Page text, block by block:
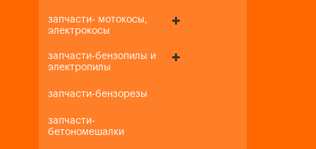
запчасти- мотокосы,
электрокосы
запчасти-бензопилы и
электропилы
запчасти-бензорезы
запчасти-
бетономешалки